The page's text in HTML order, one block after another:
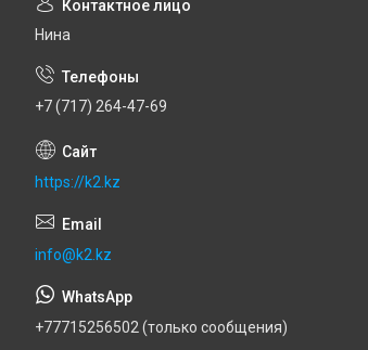
Нина
+7 (717) 264-47-69
https://k2.kz
info@k2.kz
+77715256502 (только сообщения)